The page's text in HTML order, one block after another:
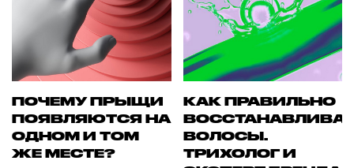
ПОЧЕМУ ПРЫЩИ
ПОЯВЛЯЮТСЯ НА
ОДНОМ И ТОМ
ЖЕ МЕСТЕ?
КАК ПРАВИЛЬНО
ВОЛОСЫ.
ТРИХОЛОГ И